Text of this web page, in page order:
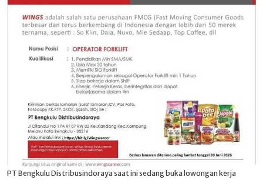
PT Bengkulu Distribusindoraya saat ini sedang buka lowongan kerja